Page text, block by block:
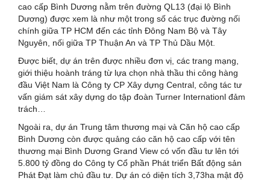
cao cấp Bình Dương nằm trên đường QL13 (đại lộ Bình
Dương) được xem là như một trong số các trục đường nối
chính giữa TP HCM đến các tỉnh Đông Nam Bộ và Tây
Nguyên, nối giữa TP Thuận An và TP Thủ Dầu Một.
Được biết, dự án trên được nhiều đơn vị, các trang mạng,
giới thiệu hoành tráng từ lựa chọn nhà thầu thi công hàng
đầu Việt Nam là Công ty CP Xây dựng Central, công tác tư
vấn giám sát xây dựng do tập đoàn Turner Internationl đảm
trách…
Ngoài ra, dự án Trung tâm thương mại và Căn hộ cao cấp
Bình Dương còn được quảng cáo căn hộ cao cấp với tên
thương mại Bình Dương Grand View có vốn đầu tư lên tới
5.800 tỷ đồng do Công ty Cổ phần Phát triển Bất động sản
Phát Đạt làm chủ đầu tư. Dự án có diện tích 3,73ha mật độ